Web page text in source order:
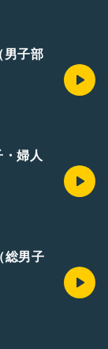
子部
婦人
男子